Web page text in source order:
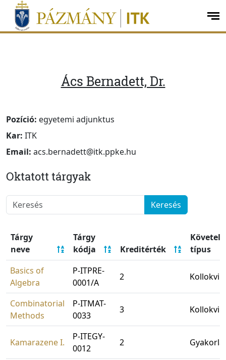
Ugrás a menüre
Ugrás a tartalomra
Ács Bernadett, Dr.
Pozíció: egyetemi adjunktus
Kar: ITK
Email: acs.bernadett@itk.ppke.hu
Oktatott tárgyak
Keresés
Tárgy
neve
Tárgy
kódja
Kreditérték
típus
Basics of
Algebra
P-ITPRE-
0001/A
2
Combinatorial
Methods
P-ITMAT-
0033
3
Kamarazene I.
P-ITEGY-
0012
2